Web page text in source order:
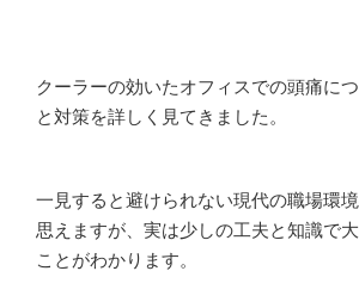
クーラーの効いたオフィスでの頭痛に
と対策を詳しく見てきました。
一見すると避けられない現代の職場環
思えますが、実は少しの工夫と知識で
ことがわかります。